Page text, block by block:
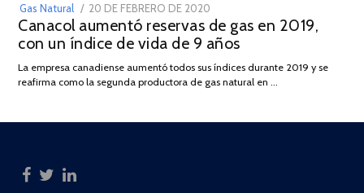
Gas Natural
POSTED
ON
20 DE FEBRERO DE 2020
DE
JULIO
2025
Canacol aumentó reservas de gas en 2019,
con un índice de vida de 9 años
La empresa canadiense aumentó todos sus índices durante 2019 y se
reafirma como la segunda productora de gas natural en …